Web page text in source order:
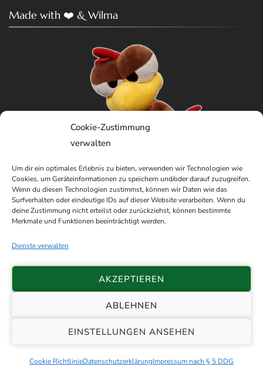
Cookie-Zustimmung
verwalten
Um dir ein optimales Erlebnis zu bieten, verwenden wir Technologien wie
Cookies, um Geräteinformationen zu speichern und/oder darauf zuzugreifen.
Wenn du diesen Technologien zustimmst, können wir Daten wie das
Surfverhalten oder eindeutige IDs auf dieser Website verarbeiten. Wenn du
deine Zustimmung nicht erteilst oder zurückziehst, können bestimmte
Merkmale und Funktionen beeinträchtigt werden.
Dienste verwalten
AKZEPTIEREN
ABLEHNEN
EINSTELLUNGEN ANSEHEN
Cookie RichtlinieDatenschutzerklärungImpressum nach § 5 DDG
Made with ❤️ & Wilma
© 2026 Schützenverein Etzhorn e.V. von
Sitemap| 🏗️ with ❤️ byPatrick Thölken